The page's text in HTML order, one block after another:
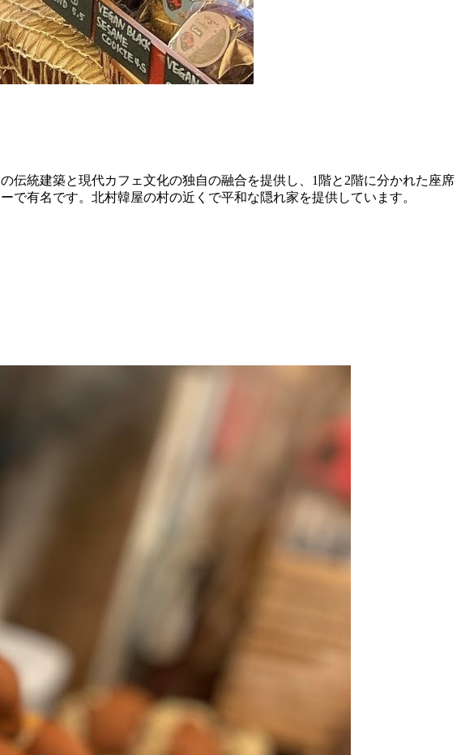
統建築と現代カフェ文化の独自の融合を提供し、1階と2階に分かれた座席
有名です。北村韓屋の村の近くで平和な隠れ家を提供しています。